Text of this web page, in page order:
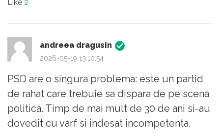
Nici anticipatele nu sunt o opțiune pentru
PSD, în condițiile-n care au picat deja pe 3 în
sondaje.
Tic-tac.. cine vrea un ceas de ocazie..?
Like 2
andreea dragusin
2026-05-19 13:10:54
PSD are o singura problema: este un partid
de rahat care trebuie sa dispara de pe scena
politica. Timp de mai mult de 30 de ani si-au
dovedit cu varf si indesat incompetenta,